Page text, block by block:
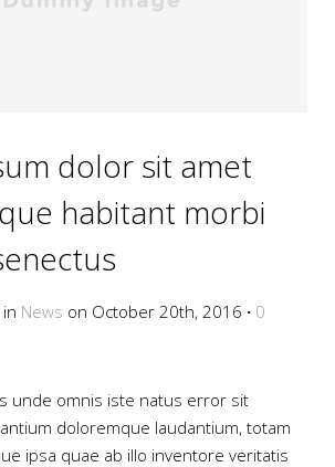
dolor sit amet
habitant morbi
News on October 20th, 2016 · 0
unde omnis iste natus error sit
doloremque laudantium, totam
ipsa quae ab illo inventore veritatis